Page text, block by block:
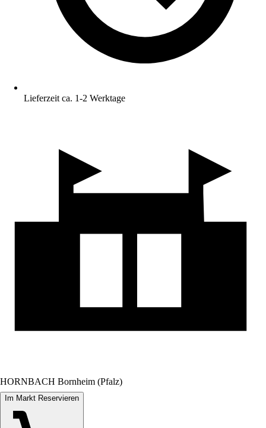
Lieferzeit ca. 1-2 Werktage
HORNBACH Bornheim (Pfalz)
Im Markt Reservieren